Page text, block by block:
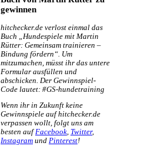
gewinnen
hitchecker.de verlost einmal das
Buch „Hundespiele mit Martin
Rütter: Gemeinsam trainieren –
Bindung fördern“. Um
mitzumachen, müsst ihr das untere
Formular ausfüllen und
abschicken. Der Gewinnspiel-
Code lautet: #GS-hundetraining
Wenn ihr in Zukunft keine
Gewinnspiele auf hitchecker.de
verpassen wollt, folgt uns am
besten aufFacebook, Twitter,
Instagram und Pinterest!